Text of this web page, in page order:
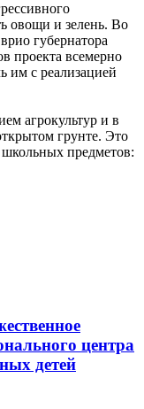
овощи и зелень. Во
губернатора
проекта всемерно
им с реализацией
агрокультур и в
грунте. Это
школьных предметов:
центра
детей